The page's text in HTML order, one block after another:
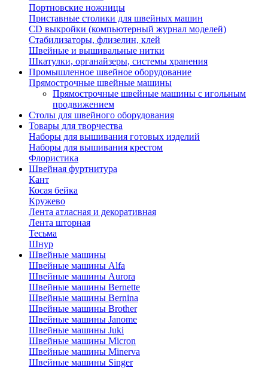
Портновские ножницы
Приставные столики для швейных машин
СD выкройки (компьютерный журнал моделей)
Стабилизаторы, флизелин, клей
Швейные и вышивальные нитки
Шкатулки, органайзеры, системы хранения
Промышленное швейное оборудование
Прямострочные швейные машины
Прямострочные швейные машины с игольным
продвижением
Столы для швейного оборудования
Товары для творчества
Наборы для вышивания готовых изделий
Наборы для вышивания крестом
Флористика
Швейная фуртнитура
Кант
Косая бейка
Кружево
Лента aтласная и декоративная
Лента шторная
Тесьма
Шнур
Швейные машины
Швейные машины Alfa
Швейные машины Aurora
Швейные машины Bernette
Швейные машины Bernina
Швейные машины Brother
Швейные машины Janome
Швейные машины Juki
Швейные машины Micron
Швейные машины Minerva
Швейные машины Singer